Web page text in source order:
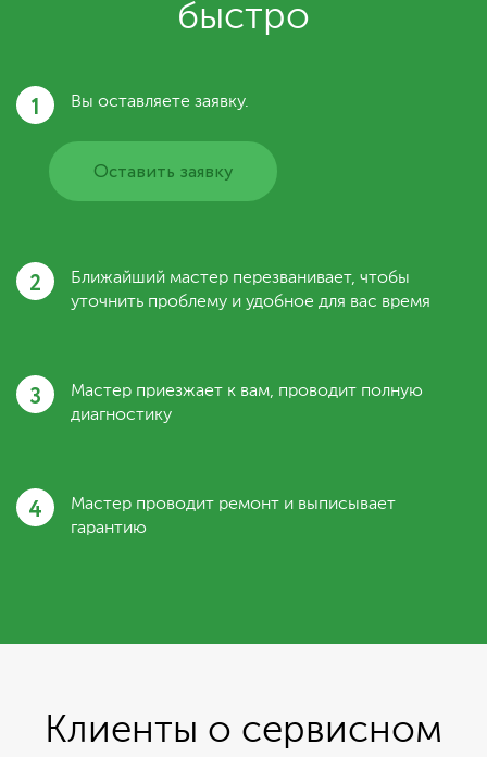
быстро
1 Вы оставляете заявку.
Оставить заявку
2
Ближайший мастер перезванивает, чтобы
уточнить проблему и удобное для вас время
3
Мастер приезжает к вам, проводит полную
диагностику
4
Мастер проводит ремонт и выписывает
гарантию
Клиенты о сервисном